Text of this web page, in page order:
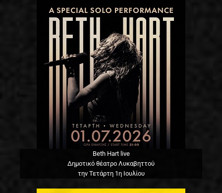
Beth Hart live
Δημοτικό θέατρο Λυκαβηττού
την Τετάρτη 1η Ιουλίου